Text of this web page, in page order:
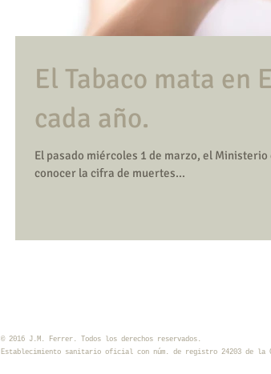
El Tabaco mata en
cada año.
El pasado miércoles 1 de marzo, el Ministerio de Sanidad hacía público un estudio en el cual se daba a
conocer la cifra de muertes...
​© 2016 J.M. Ferrer. Todos los derechos reservados.
Establecimiento sanitario oficial con núm. de registro 24203 de la